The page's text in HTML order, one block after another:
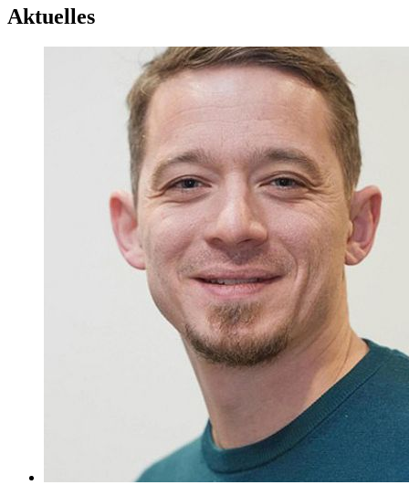
Aktuelles